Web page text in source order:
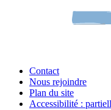
Contact
Nous rejoindre
Plan du site
Accessibilité :